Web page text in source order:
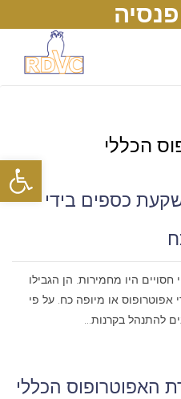
פתח
הכללי
כספים בידי
היו מחמירות. הן הגבילו
או מיופה כח. על פי
להתנהל בקרנות...
האפוטרופוס הכללי